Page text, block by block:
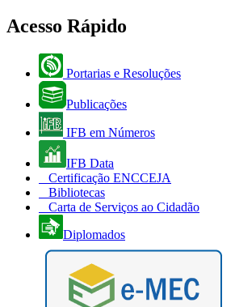
Acesso Rápido
Portarias e Resoluções
Publicações
IFB em Números
IFB Data
Certificação ENCCEJA
Bibliotecas
Carta de Serviços ao Cidadão
Diplomados